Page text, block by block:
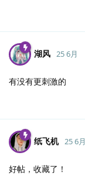
湖风 25 6月
有没有更刺激的
纸飞机 25 6月
好帖，收藏了！